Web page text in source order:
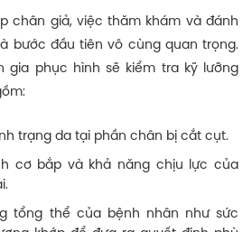
chân giả, việc thăm khám và đánh
bước đầu tiên vô cùng quan trọng.
gia phục hình sẽ kiểm tra kỹ lưỡng
trạng da tại phần chân bị cắt cụt.
cơ bắp và khả năng chịu lực của
tổng thể của bệnh nhân như sức